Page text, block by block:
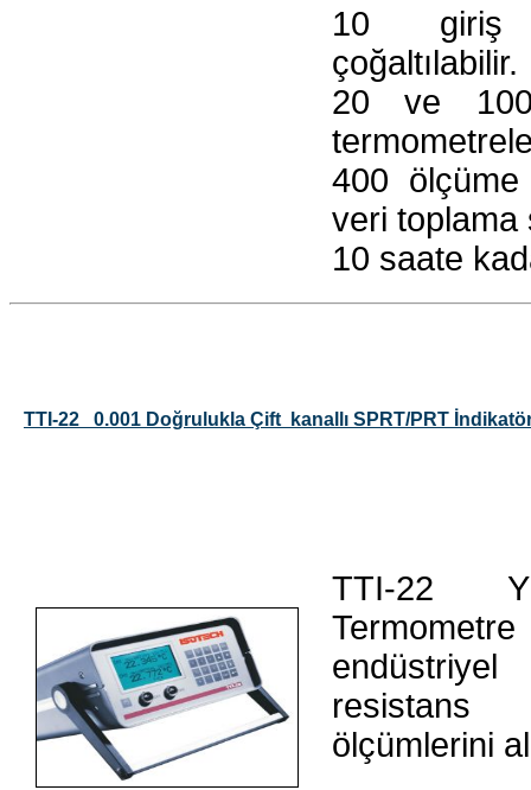
10 giriş
çoğaltılabilir.
20 ve 100
400
veri toplama
10 saate
TTI-22 0.001 Doğrulukla Çift kanallı SPRT/PRT
TTI-22
resistans
ölçümlerini